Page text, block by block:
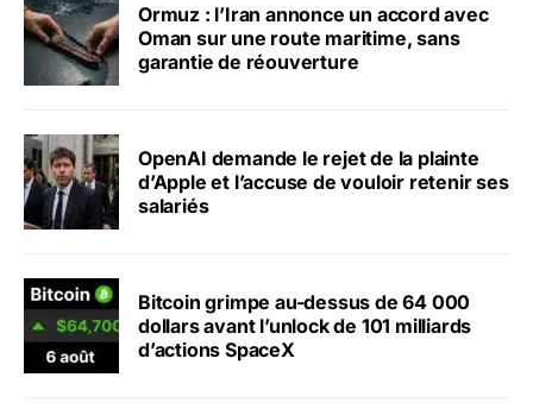
Ormuz : l’Iran annonce un accord avec
Oman sur une route maritime, sans
garantie de réouverture
OpenAI demande le rejet de la plainte
d’Apple et l’accuse de vouloir retenir ses
salariés
Bitcoin grimpe au-dessus de 64 000
dollars avant l’unlock de 101 milliards
d’actions SpaceX